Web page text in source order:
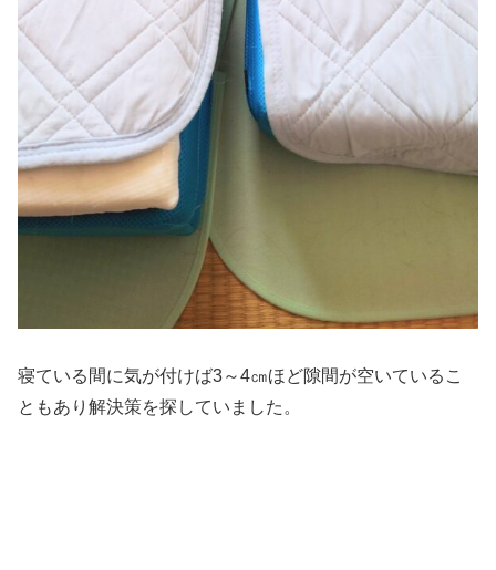
寝ている間に気が付けば3～4㎝ほど隙間が空いているこ
ともあり解決策を探していました。